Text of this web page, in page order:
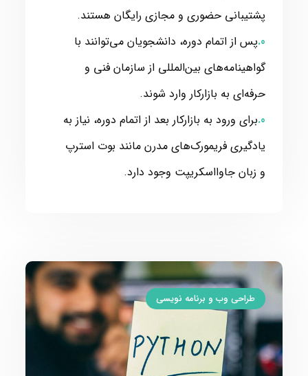
پشتیبانی حضوری و مجازی رایگان هستند.
پس از اتمام دوره، دانشجویان می‌توانند با
گواهینامه‌های بین‌المللی از سازمان فنی و
حرفه‌ای به بازارکار وارد شوند.
برای ورود به بازارکار بعد از اتمام دوره، نیاز به
یادگیری فریمورک‌های مدرن مانند بوت استرپ
و زبان جاوااسکریپت وجود دارد.
طراحی وب و برنامه نویسی